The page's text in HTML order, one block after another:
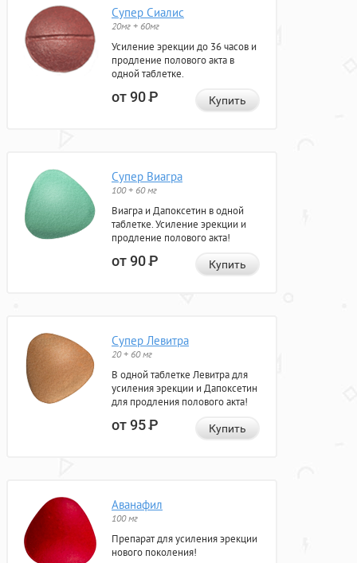
Супер Сиалис
20мг + 60мг
Усиление эрекции до 36 часов и
продление полового акта в
одной таблетке.
от 90Р Купить
Супер Виагра
100 + 60 мг
Виагра и Дапоксетин в одной
таблетке. Усиление эрекции и
продление полового акта!
от 90Р Купить
Супер Левитра
20 + 60 мг
В одной таблетке Левитра для
усиления эрекции и Дапоксетин
для продления полового акта!
от 95Р Купить
Аванафил
100 мг
Препарат для усиления эрекции
нового поколения!